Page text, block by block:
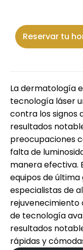
Reservar tu
La dermatología
tecnología láser
contra los signos
resultados
preocupaciones
falta de
manera efectiva.
equipos de
especialistas de
rejuvenecimiento
de tecnología
resultados
rápidas y